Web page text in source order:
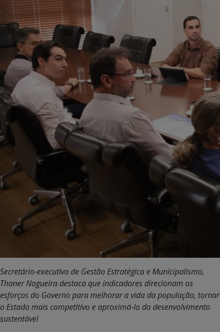
Secretário-executivo de Gestão Estratégica e Municipalismo,
Thaner Nogueira destaca que indicadores direcionam os
esforços do Governo para melhorar a vida da população, tornar
o Estado mais competitivo e aproximá-lo do desenvolvimento
sustentável